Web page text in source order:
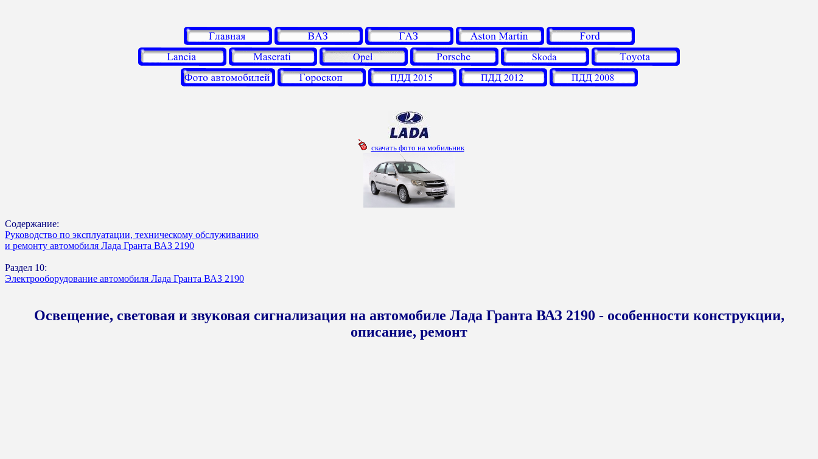
скачать фото на мобильник
Содержание:
Руководство по эксплуатации, техническому обслуживанию
и ремонту автомобиля Лада Гранта ВАЗ 2190
Раздел 10:
Электрооборудование автомобиля Лада Гранта ВАЗ 2190
Освещение, световая и звуковая сигнализация на автомобиле Лада Гранта ВАЗ 2190 - особенности конструкции,
описание, ремонт